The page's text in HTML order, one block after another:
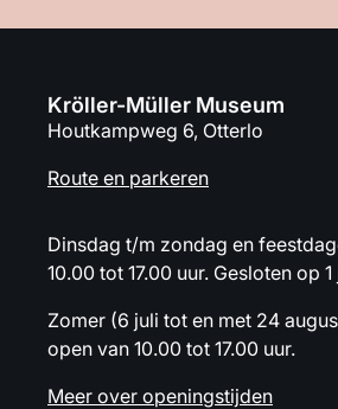
Kröller-Müller Museum
Houtkampweg 6, Otterlo
Route en parkeren
Dinsdag t/m zondag en
10.00 tot 17.00 uur. Gesloten op
Zomer (6 juli tot en met 24
open van 10.00 tot 17.00 uur.
Meer over openingstijden